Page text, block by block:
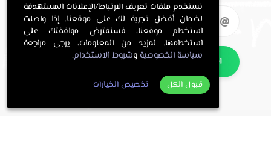
اشترك
نستخدم ملفات تعريف الارتباط/الإعلانات المستهدفة
لضمان أفضل تجربة لك على موقعنا. إذا واصلت
استخدام موقعنا، فسنفترض موافقتك على
استخدامها. لمزيد من المعلومات، يرجى مراجعة
سياسة الخصوصية وشروط الاستخدام.
قبول الكل تخصيص الخيارات